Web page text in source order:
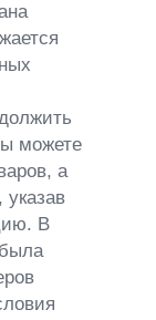
можете
а
указав
В